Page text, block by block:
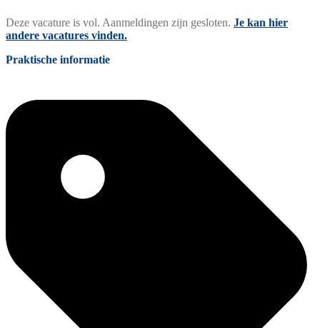
Deze vacature is vol. Aanmeldingen zijn gesloten. Je kan hier
andere vacatures vinden.
Praktische informatie